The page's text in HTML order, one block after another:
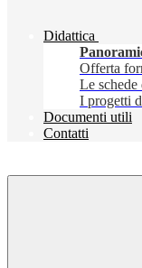
Didattica
Offerta
Le schede
I progetti
Documenti utili
Contatti